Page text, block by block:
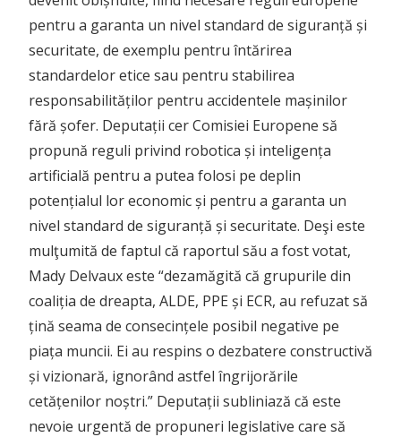
pentru a garanta un nivel standard de siguranță și
securitate, de exemplu pentru întărirea
standardelor etice sau pentru stabilirea
responsabilităților pentru accidentele mașinilor
fără șofer. Deputații cer Comisiei Europene să
propună reguli privind robotica și inteligența
artificială pentru a putea folosi pe deplin
potențialul lor economic și pentru a garanta un
nivel standard de siguranță și securitate. Deşi este
mulţumită de faptul că raportul său a fost votat,
Mady Delvaux este “dezamăgită că grupurile din
coaliția de dreapta, ALDE, PPE și ECR, au refuzat să
țină seama de consecințele posibil negative pe
piața muncii. Ei au respins o dezbatere constructivă
și vizionară, ignorând astfel îngrijorările
cetățenilor noștri.” Deputații subliniază că este
nevoie urgentă de propuneri legislative care să